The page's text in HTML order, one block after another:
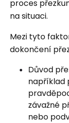
proces
na situaci.
Mezi tyto
dokončení
Důvod
například
závažné
nebo